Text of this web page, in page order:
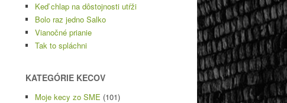
Keď chlap na dôstojnosti utŕži
Bolo raz jedno Salko
Vianočné prianie
Tak to spláchni
KATEGÓRIE KECOV
Moje kecy zo SME (101)